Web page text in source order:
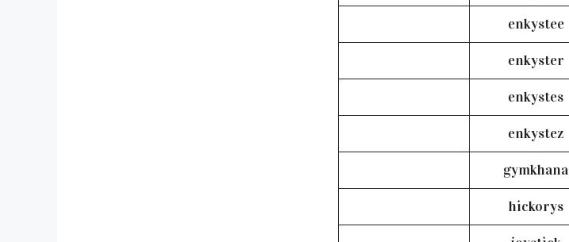
enkystee
enkyster
enkystes
enkystez
gymkhana
hickorys